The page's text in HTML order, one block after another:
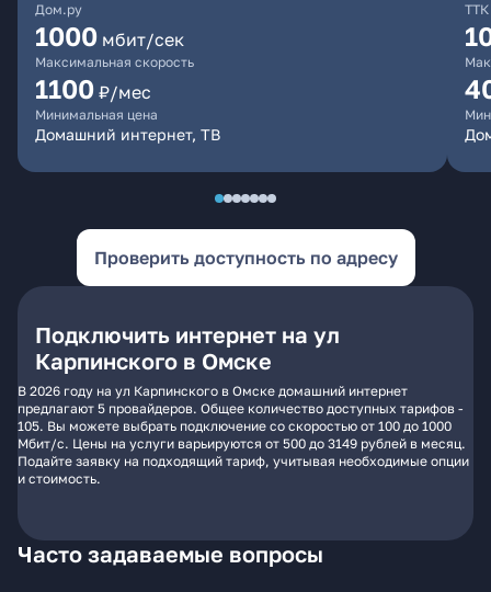
Дом.ру
1000 мбит/сек
Максимальная скорость
1100 ₽/мес
Минимальная цена
Домашний интернет, ТВ
ТТК
Проверить доступность по адресу
Подключить интернет на ул
Карпинского в Омске
В 2026 году на ул Карпинского в Омске домашний интернет
предлагают 5 провайдеров. Общее количество доступных тарифов -
105. Вы можете выбрать подключение со скоростью от 100 до 1000
Мбит/с. Цены на услуги варьируются от 500 до 3149 рублей в месяц.
Подайте заявку на подходящий тариф, учитывая необходимые опции
и стоимость.
Часто задаваемые вопросы